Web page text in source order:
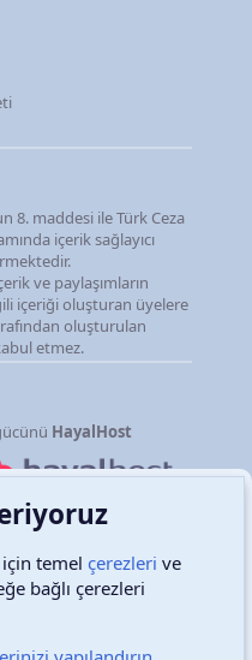
8. maddesi ile Türk Ceza
içerik sağlayıcı
ve paylaşımların
içeriği oluşturan üyelere
oluşturulan
etmez.
HayalHost
için temel çerezleri ve
bağlı çerezleri